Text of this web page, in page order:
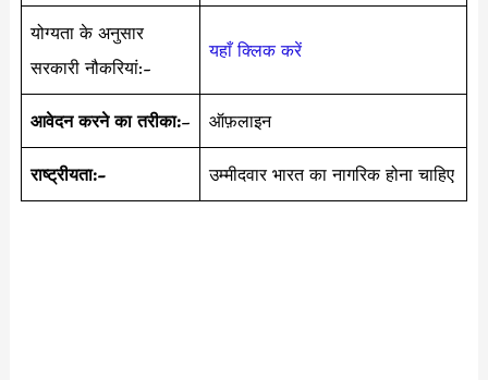
योग्यता के अनुसार
सरकारी नौकरियां:-
यहाँ क्लिक करें
आवेदन करने का तरीका:– ऑफ़लाइन
राष्ट्रीयता:- उम्मीदवार भारत का नागरिक होना चाहिए